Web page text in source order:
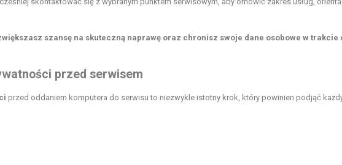
szansę na skuteczną naprawę oraz chronisz swoje dane osobowe w trakcie
przed serwisem
przed oddaniem komputera do serwisu to niezwykle istotny krok, który powinien podjąć